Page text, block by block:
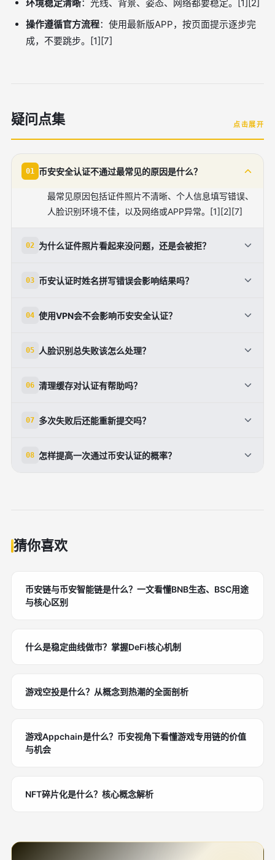
环境稳定清晰：光线、背景、姿态、网络都要稳定。[1][2]
操作遵循官方流程：使用最新版APP，按页面提示逐步完
成，不要跳步。[1][7]
疑问点集 点击展开
01 币安安全认证不通过最常见的原因是什么？
最常见原因包括证件照片不清晰、个人信息填写错误、
人脸识别环境不佳，以及网络或APP异常。[1][2][7]
02 为什么证件照片看起来没问题，还是会被拒？
边角、文字可读性和格式是否合规，任何细节异常都可
03 币安认证时姓名拼写错误会影响结果吗？
生日期、证件号码只要有一处不一致，就可能导致不通
04 使用VPN会不会影响币安安全认证？
定网络可能导致上传中断、识别异常或认证失败。[2]
05 人脸识别总失败该怎么处理？
并严格按照页面动作提示操作，避免逆光和抖动。[1]
06 清理缓存对认证有帮助吗？
认证流程，尤其适合APP卡顿或页面加载异常的情况。
07 多次失败后还能重新提交吗？
交；如果反复失败，建议联系官方客服确认账户状态。
08 怎样提高一次通过币安认证的概率？
猜你喜欢
币安链与币安智能链是什么？一文看懂BNB生态、BSC用途
与核心区别
什么是稳定曲线做市？掌握DeFi核心机制
游戏空投是什么？从概念到热潮的全面剖析
游戏Appchain是什么？币安视角下看懂游戏专用链的价值
与机会
NFT碎片化是什么？核心概念解析